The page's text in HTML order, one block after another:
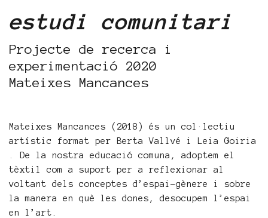
estudi comunitari
Projecte de recerca i
experimentació 2020
Mateixes Mancances
Mateixes Mancances (2018) és un col·lectiu
artístic format per Berta Vallvé i Leia Goiria
. De la nostra educació comuna, adoptem el
tèxtil com a suport per a reflexionar al
voltant dels conceptes d’espai-gènere i sobre
la manera en què les dones, desocupem l’espai
en l’art.